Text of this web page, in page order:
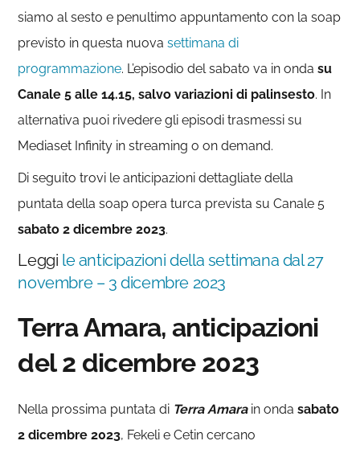
siamo al sesto e penultimo appuntamento con la soap
previsto in questa nuovasettimana di
programmazione. L’episodio del sabato va in ondasu
Canale 5 alle 14.15, salvo variazioni di palinsesto. In
alternativa puoi rivedere gli episodi trasmessi su
Mediaset Infinity in streaming o on demand.
Di seguito trovi le anticipazioni dettagliate della
puntata della soap opera turca prevista su Canale 5
sabato 2 dicembre 2023.
Leggi le anticipazioni della settimana dal 27
novembre – 3 dicembre 2023
Terra Amara, anticipazioni
del 2 dicembre 2023
Nella prossima puntata di Terra Amara in ondasabato
2 dicembre 2023, Fekeli e Cetin cercano